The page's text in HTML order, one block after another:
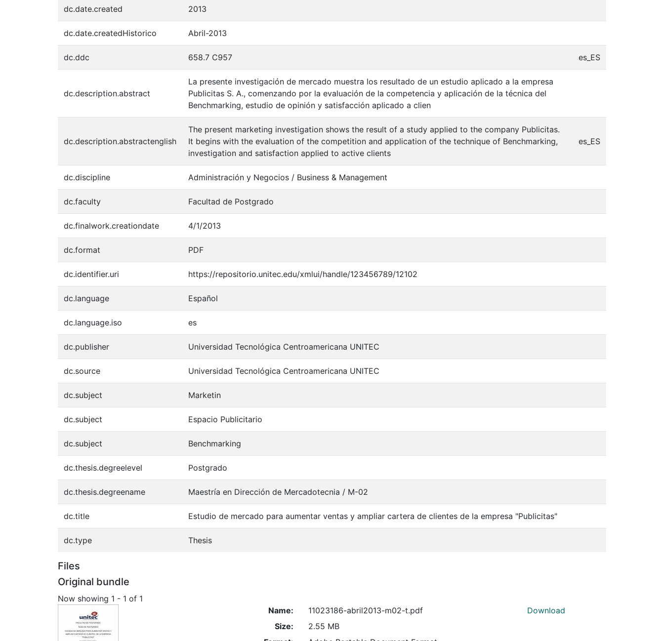
dc.date.created 2013
dc.date.createdHistorico Abril-2013
dc.ddc 658.7 C957 es_ES
dc.description.abstract
La presente investigación de mercado muestra los resultado de un estudio aplicado a la empresa
Publicitas S. A., comenzando por la evaluación de la competencia y aplicación de la técnica del
Benchmarking, estudio de opinión y satisfacción aplicado a clien
dc.description.abstractenglish
The present marketing investigation shows the result of a study applied to the company Publicitas.
It begins with the evaluation of the competition and application of the technique of Benchmarking,
investigation and satisfaction applied to active clients
es_ES
dc.discipline Administración y Negocios / Business & Management
dc.faculty Facultad de Postgrado
dc.finalwork.creationdate 4/1/2013
dc.format PDF
dc.identifier.uri https://repositorio.unitec.edu/xmlui/handle/123456789/12102
dc.language Español
dc.language.iso es
dc.publisher Universidad Tecnológica Centroamericana UNITEC
dc.source Universidad Tecnológica Centroamericana UNITEC
dc.subject Marketin
dc.subject Espacio Publicitario
dc.subject Benchmarking
dc.thesis.degreelevel Postgrado
dc.thesis.degreename Maestría en Dirección de Mercadotecnia / M-02
dc.title Estudio de mercado para aumentar ventas y ampliar cartera de clientes de la empresa "Publicitas"
dc.type Thesis
Files
Original bundle
Now showing 1 - 1 of 1
Name:
11023186-abril2013-m02-t.pdf
Size:
2.55 MB
Download